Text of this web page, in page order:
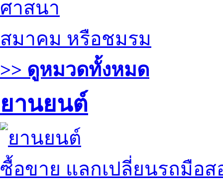
ศาสนา
สมาคม หรือชมรม
>> ดูหมวดทั้งหมด
ยานยนต์
ซื้อขาย แลกเปลี่ยนรถมือส